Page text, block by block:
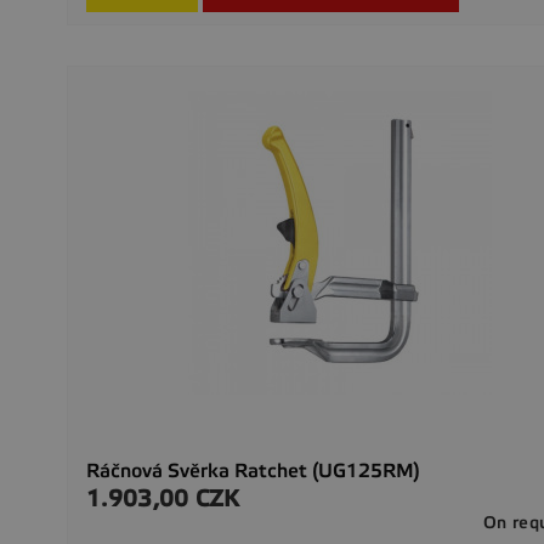
Ráčnová Svěrka Ratchet (UG125RM)
Preis
1.903,00 CZK
On